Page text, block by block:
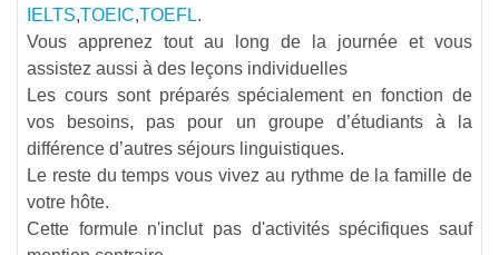
IELTS,TOEIC,TOEFL.
Vous apprenez tout au long de la journée et vous
assistez aussi à des leçons individuelles
Les cours sont préparés spécialement en fonction de
vos besoins, pas pour un groupe d’étudiants à la
différence d’autres séjours linguistiques.
Le reste du temps vous vivez au rythme de la famille de
votre hôte.
Cette formule n'inclut pas d'activités spécifiques sauf